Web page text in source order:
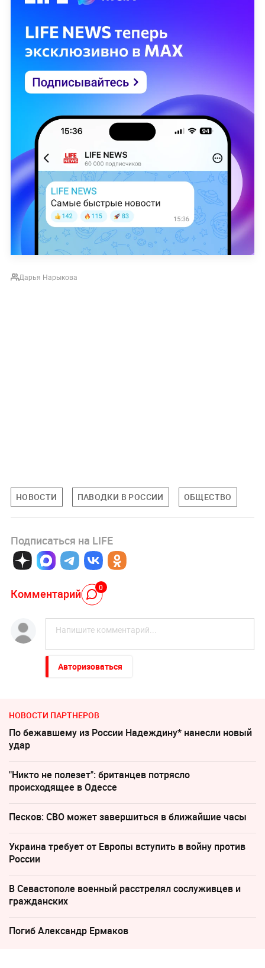
Дарья Нарыкова
НОВОСТИ ПАВОДКИ В РОССИИ ОБЩЕСТВО
Подписаться на LIFE
Комментарий 0
Авторизоваться
НОВОСТИ ПАРТНЕРОВ
По бежавшему из России Надеждину* нанесли новый
удар
"Никто не полезет": британцев потрясло
происходящее в Одессе
Песков: СВО может завершиться в ближайшие часы
Украина требует от Европы вступить в войну против
России
В Севастополе военный расстрелял сослуживцев и
гражданских
Погиб Александр Ермаков